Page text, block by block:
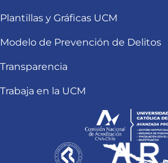
Plantillas y Gráficas UCM
Modelo de Prevención de Delitos
Transparencia
Trabaja en la UCM